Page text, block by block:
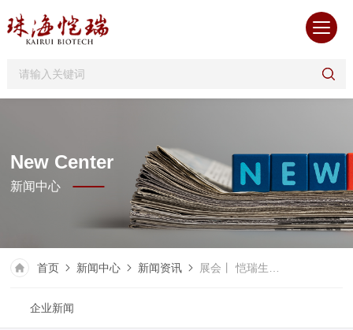
New Center
新闻中心
首页 新闻中心 新闻资讯
企业新闻